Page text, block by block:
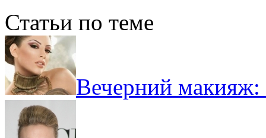
Статьи по теме
Вечерний макияж: